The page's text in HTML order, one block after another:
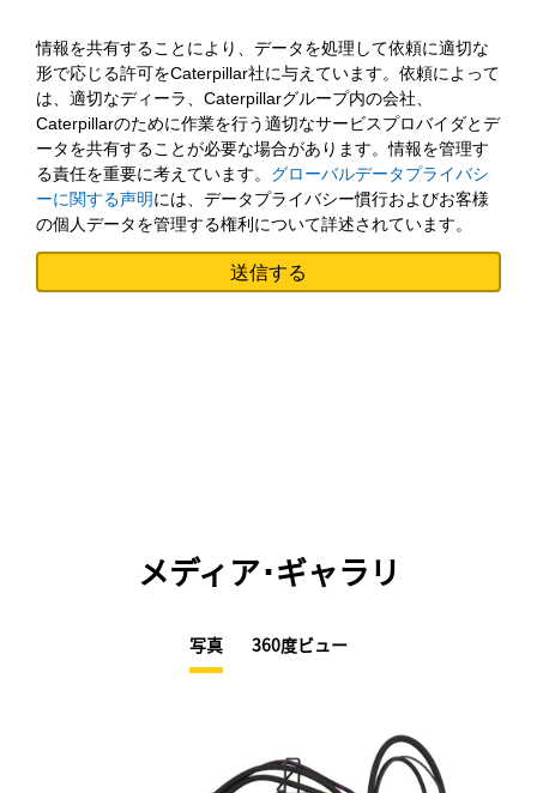
情報を共有することにより、データを処理して依頼に適切な
形で応じる許可をCaterpillar社に与えています。依頼によって
は、適切なディーラ、Caterpillarグループ内の会社、
Caterpillarのために作業を行う適切なサービスプロバイダとデ
ータを共有することが必要な場合があります。情報を管理す
る責任を重要に考えています。 グローバルデータプライバシ
ーに関する声明には、データプライバシー慣行およびお客様
の個人データを管理する権利について詳述されています。
メディア･ギャラリ
写真 360度ビュー